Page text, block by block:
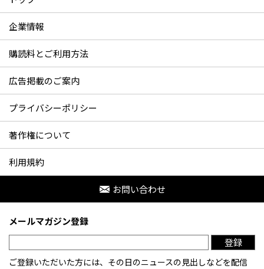
企業情報
購読料とご利用方法
広告掲載のご案内
プライバシーポリシー
著作権について
利用規約
お問い合わせ
メールマガジン登録
登録
ご登録いただいた方には、その日のニュースの見出しなどを配信